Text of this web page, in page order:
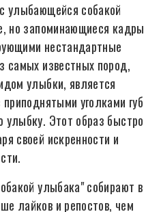
улыбающейся собакой
но запоминающиеся кадры
нестандартные
самых известных пород,
улыбки, является
уголками губ
улыбку. Этот образ быстро
своей искренности и
улыбака" собирают в
лайков и репостов, чем